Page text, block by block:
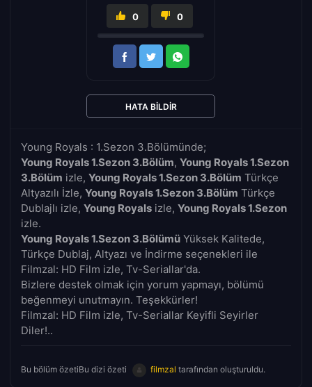
Young Royals : 1.Sezon 3.Bölümünde;
Young Royals 1.Sezon 3.Bölüm, Young Royals 1.Sezon
3.Bölüm izle, Young Royals 1.Sezon 3.Bölüm Türkçe
Altyazılı İzle, Young Royals 1.Sezon 3.Bölüm Türkçe
Dublajlı izle, Young Royals izle, Young Royals 1.Sezon
izle.
Young Royals 1.Sezon 3.Bölümü Yüksek Kalitede,
Türkçe Dublaj, Altyazı ve İndirme seçenekleri ile
Filmzal: HD Film izle, Tv-Seriallar'da.
Bizlere destek olmak için yorum yapmayı, bölümü
beğenmeyi unutmayın. Teşekkürler!
Filmzal: HD Film izle, Tv-Seriallar Keyifli Seyirler
Diler!..
Bu bölüm özetiBu dizi özeti filmzal tarafından oluşturuldu.
0 0
HATA BILDIR